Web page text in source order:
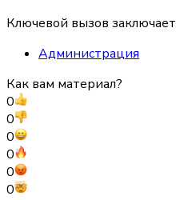
Ключевой вызов
Администрация
Как вам материал?
0
0
0
0
0
0